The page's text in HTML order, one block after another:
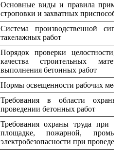
Основные виды и правила
строповки и захватных
Система производственной
такелажных работ
Порядок проверки целостности,
качества строительных
выполнения бетонных работ
Нормы освещенности рабочих мест
Требования в области
проведении бетонных работ
Требования охраны труда при
площадке, пожарной,
электробезопасности при